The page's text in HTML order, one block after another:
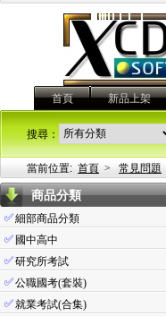
首頁 新品上架
搜尋：
當前位置: 首頁 > 常見問題
商品分類
✅細部商品分類
✅ 國中高中
✅研究所考試
✅公職國考(套裝)
✅就業考試(合集)